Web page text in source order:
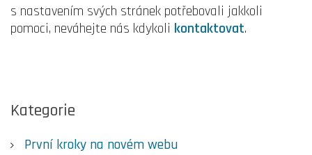
Kategorie
První kroky na novém webu
s nastavením svých stránek potřebovali jakkoli
pomoci, neváhejte nás kdykoli kontaktovat.